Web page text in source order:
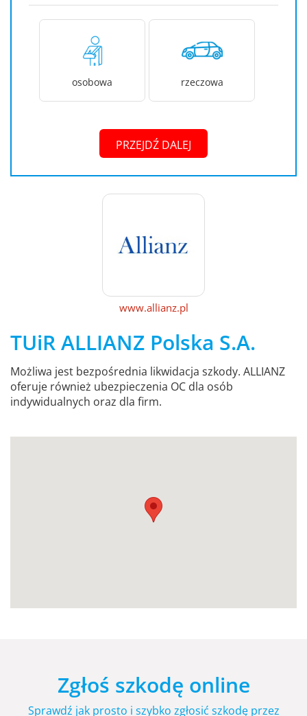
osobowa rzeczowa
PRZEJDŹ DALEJ
www.allianz.pl
TUiR ALLIANZ Polska S.A.
Możliwa jest bezpośrednia likwidacja szkody. ALLIANZ
oferuje również ubezpieczenia OC dla osób
indywidualnych oraz dla firm.
Zgłoś szkodę online
Sprawdź jak prosto i szybko zgłosić szkodę przez